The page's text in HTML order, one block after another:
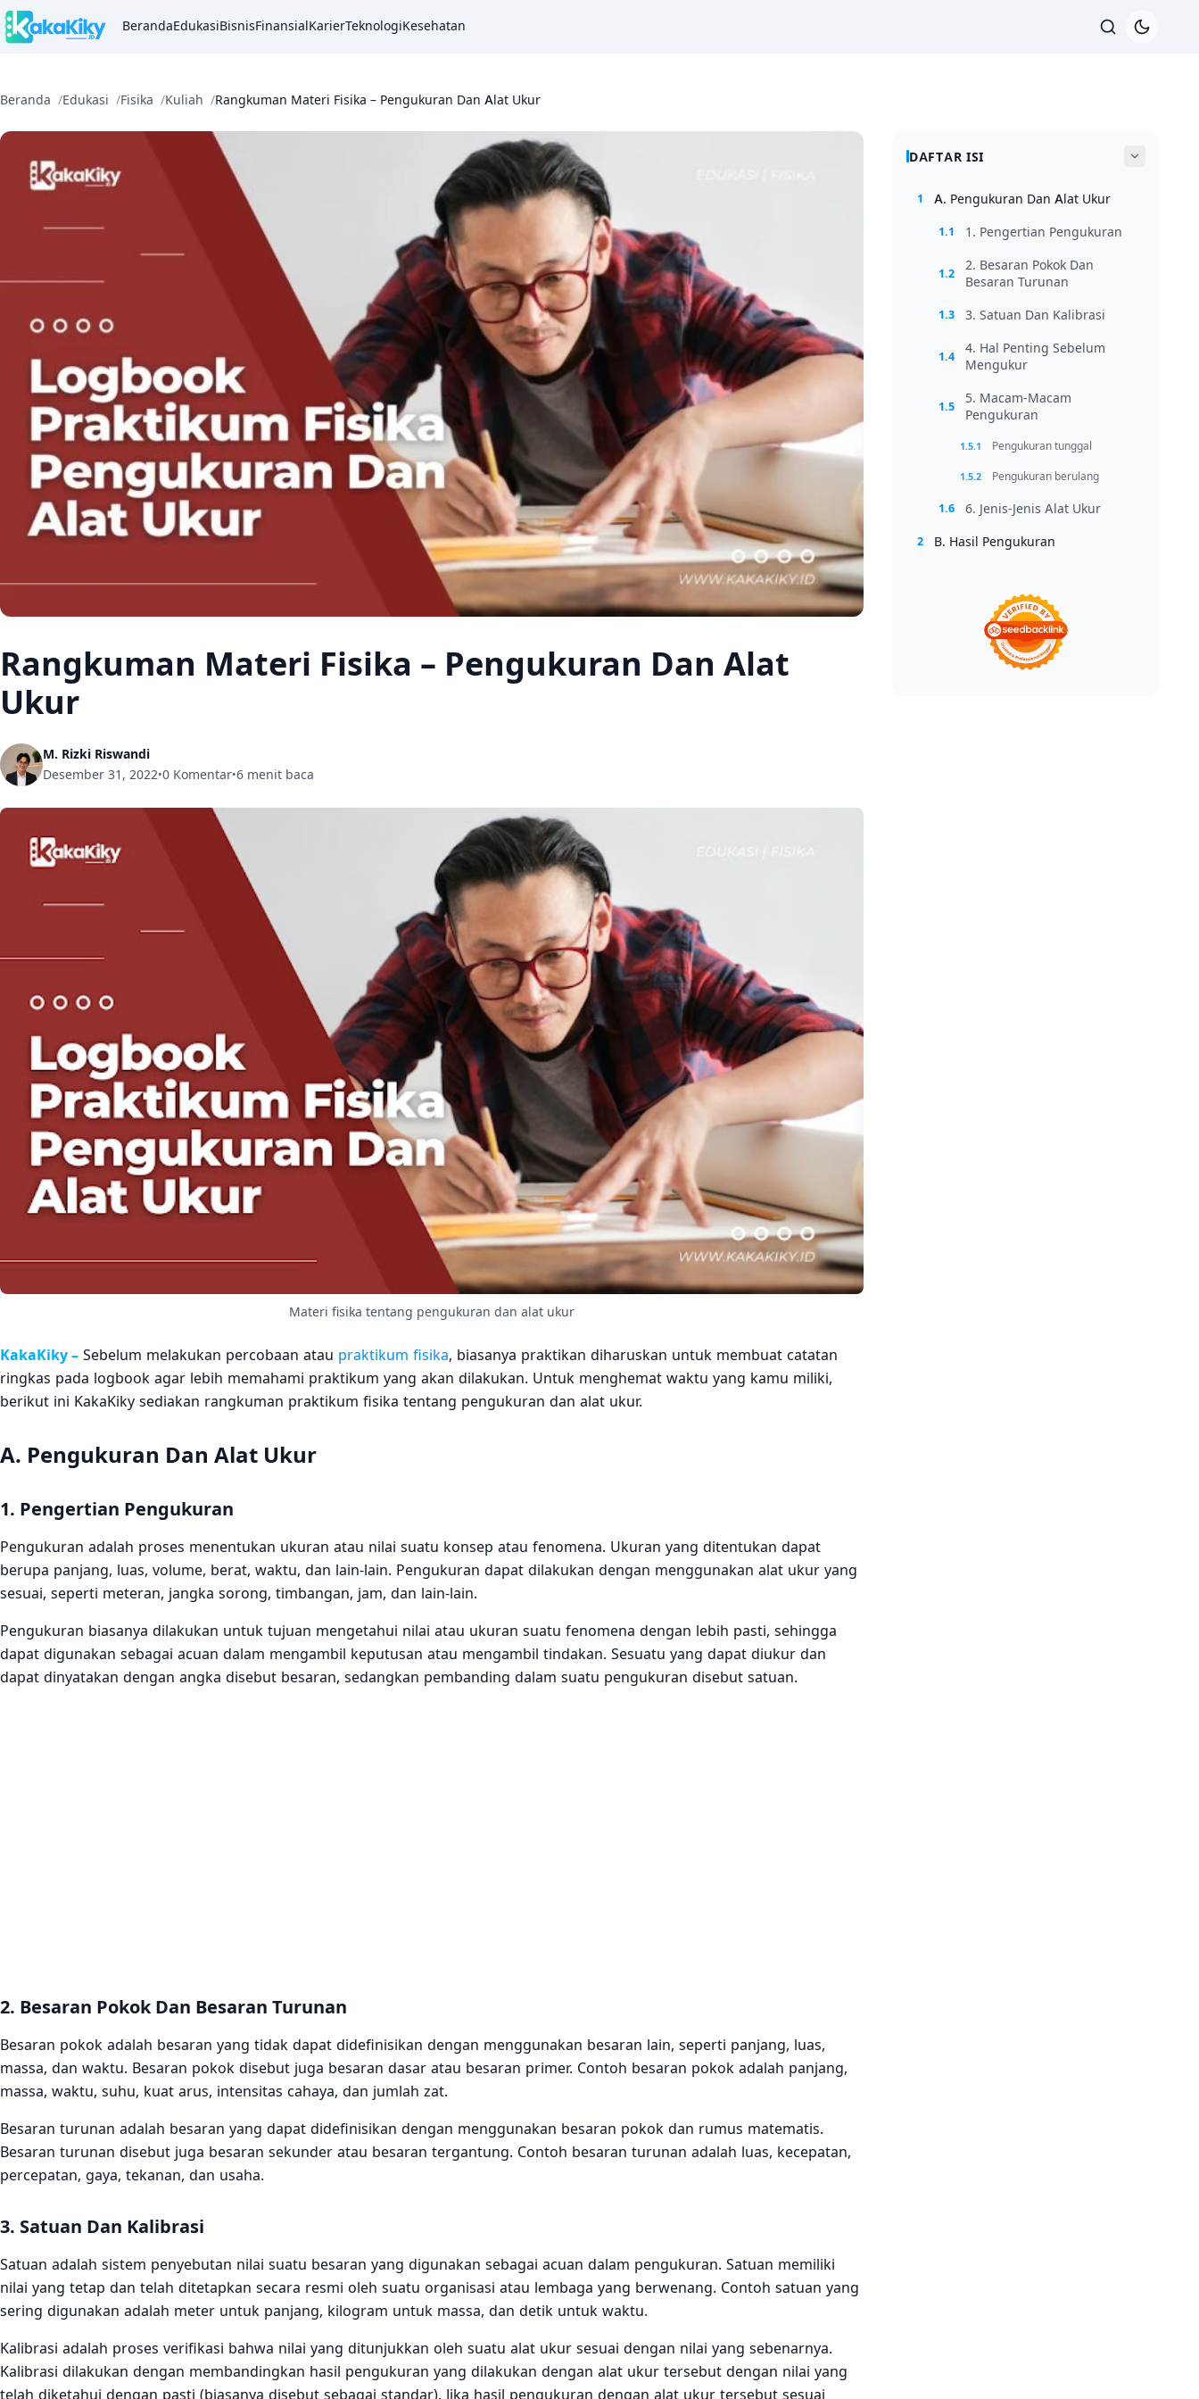
BerandaEdukasiBisnisFinansialKarierTeknologiKesehatan
Beranda Edukasi Fisika Kuliah Rangkuman Materi Fisika – Pengukuran Dan Alat Ukur
Rangkuman Materi Fisika – Pengukuran Dan Alat
Ukur
M. Rizki Riswandi
Desember 31, 2022•0 Komentar•6 menit baca
Materi fisika tentang pengukuran dan alat ukur
KakaKiky – Sebelum melakukan percobaan atau praktikum fisika, biasanya praktikan diharuskan untuk membuat catatan
ringkas pada logbook agar lebih memahami praktikum yang akan dilakukan. Untuk menghemat waktu yang kamu miliki,
berikut ini KakaKiky sediakan rangkuman praktikum fisika tentang pengukuran dan alat ukur.
A. Pengukuran Dan Alat Ukur
1. Pengertian Pengukuran
Pengukuran adalah proses menentukan ukuran atau nilai suatu konsep atau fenomena. Ukuran yang ditentukan dapat
berupa panjang, luas, volume, berat, waktu, dan lain-lain. Pengukuran dapat dilakukan dengan menggunakan alat ukur yang
sesuai, seperti meteran, jangka sorong, timbangan, jam, dan lain-lain.
Pengukuran biasanya dilakukan untuk tujuan mengetahui nilai atau ukuran suatu fenomena dengan lebih pasti, sehingga
dapat digunakan sebagai acuan dalam mengambil keputusan atau mengambil tindakan. Sesuatu yang dapat diukur dan
dapat dinyatakan dengan angka disebut besaran, sedangkan pembanding dalam suatu pengukuran disebut satuan.
2. Besaran Pokok Dan Besaran Turunan
Besaran pokok adalah besaran yang tidak dapat didefinisikan dengan menggunakan besaran lain, seperti panjang, luas,
massa, dan waktu. Besaran pokok disebut juga besaran dasar atau besaran primer. Contoh besaran pokok adalah panjang,
massa, waktu, suhu, kuat arus, intensitas cahaya, dan jumlah zat.
Besaran turunan adalah besaran yang dapat didefinisikan dengan menggunakan besaran pokok dan rumus matematis.
Besaran turunan disebut juga besaran sekunder atau besaran tergantung. Contoh besaran turunan adalah luas, kecepatan,
percepatan, gaya, tekanan, dan usaha.
3. Satuan Dan Kalibrasi
Satuan adalah sistem penyebutan nilai suatu besaran yang digunakan sebagai acuan dalam pengukuran. Satuan memiliki
nilai yang tetap dan telah ditetapkan secara resmi oleh suatu organisasi atau lembaga yang berwenang. Contoh satuan yang
sering digunakan adalah meter untuk panjang, kilogram untuk massa, dan detik untuk waktu.
Kalibrasi adalah proses verifikasi bahwa nilai yang ditunjukkan oleh suatu alat ukur sesuai dengan nilai yang sebenarnya.
Kalibrasi dilakukan dengan membandingkan hasil pengukuran yang dilakukan dengan alat ukur tersebut dengan nilai yang
telah diketahui dengan pasti (biasanya disebut sebagai standar). Jika hasil pengukuran dengan alat ukur tersebut sesuai
DAFTAR ISI
1 A. Pengukuran Dan Alat Ukur
1.1 1. Pengertian Pengukuran
1.2
2. Besaran Pokok Dan
Besaran Turunan
1.3 3. Satuan Dan Kalibrasi
1.4
4. Hal Penting Sebelum
Mengukur
1.5
5. Macam-Macam
Pengukuran
1.5.1 Pengukuran tunggal
1.5.2 Pengukuran berulang
1.6 6. Jenis-Jenis Alat Ukur
2 B. Hasil Pengukuran